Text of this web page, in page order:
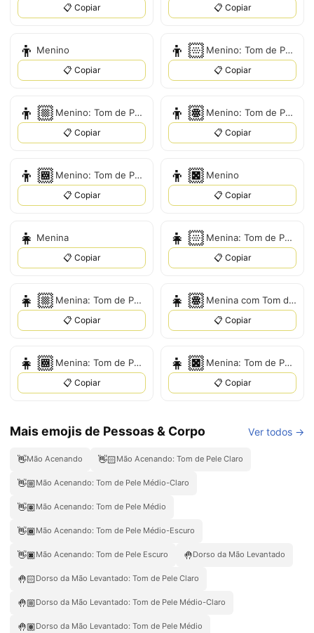
📋 Copiar 📋 Copiar
👦 Menino
📋 Copiar
👦🏻 Menino: Tom de Pele Claro
📋 Copiar
👦🏼 Menino: Tom de Pele Médio-Claro
📋 Copiar
👦🏽 Menino: Tom de Pele Médio
📋 Copiar
👦🏾 Menino: Tom de Pele Médio-Escuro
📋 Copiar
👦🏿 Menino
📋 Copiar
👧 Menina
📋 Copiar
👧🏻 Menina: Tom de Pele Claro
📋 Copiar
👧🏼 Menina: Tom de Pele Médio-Claro
📋 Copiar
👧🏽 Menina com Tom de Pele Médio
📋 Copiar
👧🏾 Menina: Tom de Pele Médio-Escuro
📋 Copiar
👧🏿 Menina: Tom de Pele Escuro
📋 Copiar
Mais emojis de Pessoas & Corpo Ver todos →
👋Mão Acenando 👋🏻Mão Acenando: Tom de Pele Claro
👋🏼Mão Acenando: Tom de Pele Médio-Claro
👋🏽Mão Acenando: Tom de Pele Médio
👋🏾Mão Acenando: Tom de Pele Médio-Escuro
👋🏿Mão Acenando: Tom de Pele Escuro 🤚Dorso da Mão Levantado
🤚🏻Dorso da Mão Levantado: Tom de Pele Claro
🤚🏼Dorso da Mão Levantado: Tom de Pele Médio-Claro
🤚🏽Dorso da Mão Levantado: Tom de Pele Médio